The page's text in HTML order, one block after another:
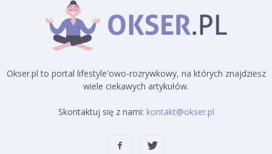
Okser.pl to portal lifestyle'owo-rozrywkowy, na których znajdziesz
wiele ciekawych artykułów.
Skontaktuj się z nami: kontakt@okser.pl